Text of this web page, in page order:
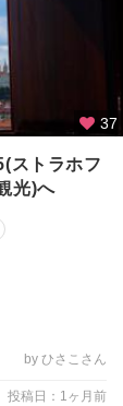
37
ストラホフ
光)へ
by ひさこさん
投稿日：1ヶ月前